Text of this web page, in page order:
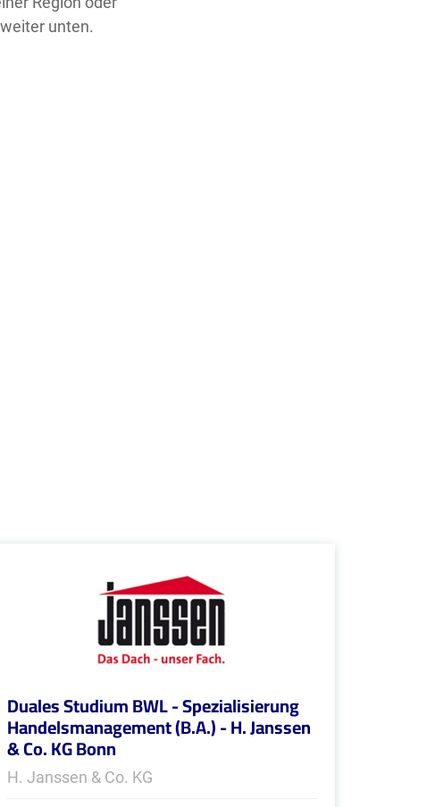
unten.
Duales Studium BWL - Spezialisierung
Handelsmanagement (B.A.) - H. Janssen
& Co. KG Bonn
H. Janssen & Co. KG